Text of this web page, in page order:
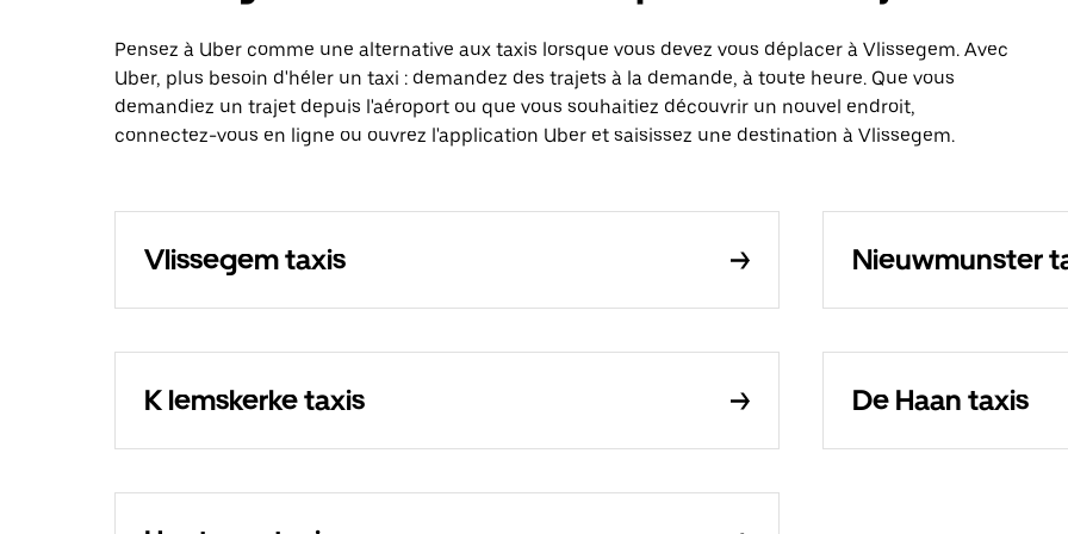
Pensez à Uber comme une alternative aux taxis lorsque vous devez vous déplacer à Vlissegem. Avec
Uber, plus besoin d'héler un taxi : demandez des trajets à la demande, à toute heure. Que vous
demandiez un trajet depuis l'aéroport ou que vous souhaitiez découvrir un nouvel endroit,
connectez-vous en ligne ou ouvrez l'application Uber et saisissez une destination à Vlissegem.
Vlissegem taxis Nieuwmunster
K lemskerke taxis De Haan taxis